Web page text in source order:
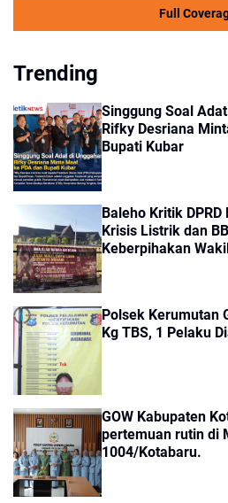
Full
Trending
Singgung Soal
Rifky Desriana
Bupati Kubar
Baleho Kritik
Krisis Listrik dan
Keberpihakan
Polsek Kerumutan Gagalkan Pencurian 570
Kg TBS, 1 Pelaku
GOW Kabupaten
pertemuan rutin di
1004/Kotabaru.